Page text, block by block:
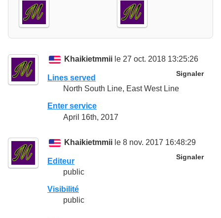
Khaikietmmii le 27 oct. 2018 13:25:26
Signaler
Lines served
North South Line, East West Line
Enter service
April 16th, 2017
Khaikietmmii le 8 nov. 2017 16:48:29
Signaler
Editeur
public
Visibilité
public